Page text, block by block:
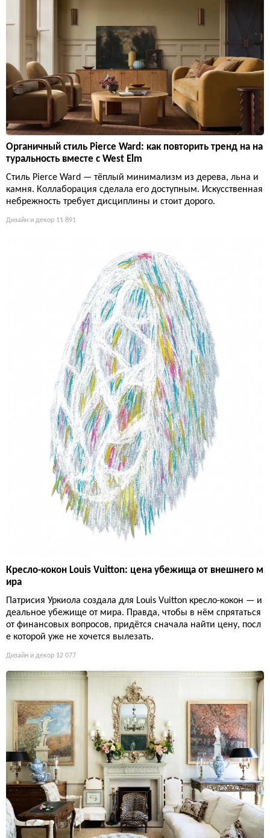
Органичный стиль Pierce Ward: как повторить тренд на на
туральность вместе с West Elm
Стиль Pierce Ward — тёплый минимализм из дерева, льна и
камня. Коллаборация сделала его доступным. Искусственная
небрежность требует дисциплины и стоит дорого.
Дизайн и декор 11 891
Кресло-кокон Louis Vuitton: цена убежища от внешнего м
ира
Патрисия Уркиола создала для Louis Vuitton кресло-кокон — и
деальное убежище от мира. Правда, чтобы в нём спрятаться
от финансовых вопросов, придётся сначала найти цену, посл
е которой уже не хочется вылезать.
Дизайн и декор 12 077